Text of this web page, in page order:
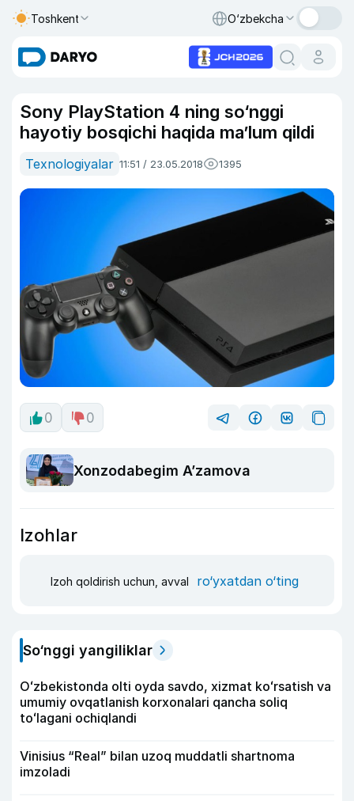
Toshkent O‘zbekcha
Sony PlayStation 4 ning so‘nggi
hayotiy bosqichi haqida ma’lum qildi
Texnologiyalar 11:51 / 23.05.2018 1395
0 0
Xonzodabegim A’zamova
Izohlar
Izoh qoldirish uchun, avval ro‘yxatdan o‘ting
So‘nggi yangiliklar
Oʻzbekistonda olti oyda savdo, xizmat koʻrsatish va
umumiy ovqatlanish korxonalari qancha soliq
toʻlagani ochiqlandi
Vinisius “Real” bilan uzoq muddatli shartnoma
imzoladi